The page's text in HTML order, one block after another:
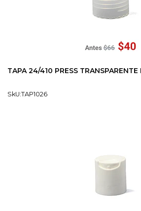
TAPA 24/410 PRESS TRANSPARENTE
SkU:TAP1026